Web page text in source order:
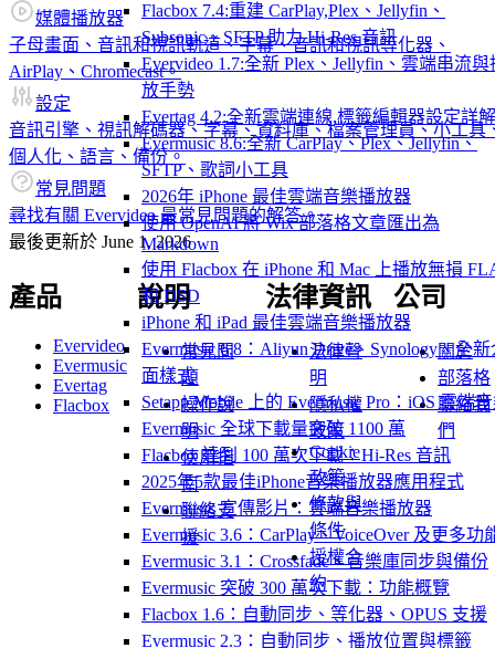
Flacbox 7.4:重建 CarPlay,Plex、Jellyfin、
Subsonic、SFTP 助力 Hi-Res 音訊
Evervideo 1.7:全新 Plex、Jellyfin、雲端串流與
放手勢
Evertag 4.2:全新雲端連線,標籤編輯器設定詳解
Evermusic 8.6:全新 CarPlay、Plex、Jellyfin、
SFTP、歌詞小工具
2026年 iPhone 最佳雲端音樂播放器
使用 OpenAI 將 Wix 部落格文章匯出為
Markdown
使用 Flacbox 在 iPhone 和 Mac 上播放無損
和 DSD
iPhone 和 iPad 最佳雲端音樂播放器
Evermusic 6.8：Aliyun Drive、Synology、全新
面樣式
Setapp Mobile 上的 Evermusic Pro：iOS 雲端
Evermusic 全球下載量突破 1100 萬
Flacbox 達到 100 萬次下載：Hi-Res 音訊
2025年5款最佳iPhone音樂播放器應用程式
Evermusic 宣傳影片：雲端音樂播放器
Evermusic 3.6：CarPlay、VoiceOver 及更多功
Evermusic 3.1：Crossfade、音樂庫同步與備份
Evermusic 突破 300 萬次下載：功能概覽
Flacbox 1.6：自動同步、等化器、OPUS 支援
Evermusic 2.3：自動同步、播放位置與標籤
媒體播放器
子母畫面、音訊和視訊軌道、字幕、音訊和視訊等化器、
AirPlay、Chromecast。
設定
音訊引擎、視訊解碼器、字幕、資料庫、檔案管理員、小工具
個人化、語言、備份。
常見問題
尋找有關 Evervideo 最常見問題的解答。
最後更新於 June 1, 2026
產品
Evervideo
Evermusic
Evertag
Flacbox
說明
常見問
題
操作說
明
使用指
南
聯絡支
援
法律資訊
法律聲
明
隱私權
政策
Cookie
政策
條款與
條件
授權合
約
公司
關於
部落格
聯絡我
們